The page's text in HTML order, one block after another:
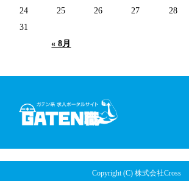
« 8月
24
25 26 27 28
31
Copyright (C) 株式会社Cross